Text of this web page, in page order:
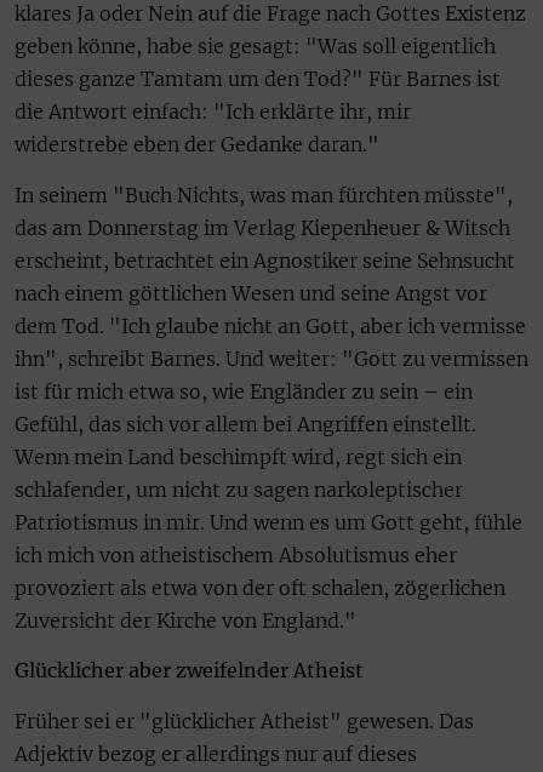
klares Ja oder Nein auf die Frage nach Gottes Existenz
geben könne, habe sie gesagt: "Was soll eigentlich
dieses ganze Tamtam um den Tod?" Für Barnes ist
die Antwort einfach: "Ich erklärte ihr, mir
widerstrebe eben der Gedanke daran."
In seinem "Buch Nichts, was man fürchten müsste",
das am Donnerstag im Verlag Kiepenheuer & Witsch
erscheint, betrachtet ein Agnostiker seine Sehnsucht
nach einem göttlichen Wesen und seine Angst vor
dem Tod. "Ich glaube nicht an Gott, aber ich vermisse
ihn", schreibt Barnes. Und weiter: "Gott zu vermissen
ist für mich etwa so, wie Engländer zu sein – ein
Gefühl, das sich vor allem bei Angriffen einstellt.
Wenn mein Land beschimpft wird, regt sich ein
schlafender, um nicht zu sagen narkoleptischer
Patriotismus in mir. Und wenn es um Gott geht, fühle
ich mich von atheistischem Absolutismus eher
provoziert als etwa von der oft schalen, zögerlichen
Zuversicht der Kirche von England."
Glücklicher aber zweifelnder Atheist
Früher sei er "glücklicher Atheist" gewesen. Das
Adjektiv bezog er allerdings nur auf dieses